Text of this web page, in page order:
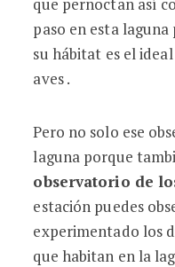
paso en esta
su hábitat es el
aves .
Pero no solo ese
laguna porque
observatorio de
estación puedes
experimentado los
que habitan en la